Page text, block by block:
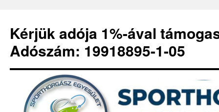
Kérjük adója 1%-ával
Adószám: 19918895-1-05